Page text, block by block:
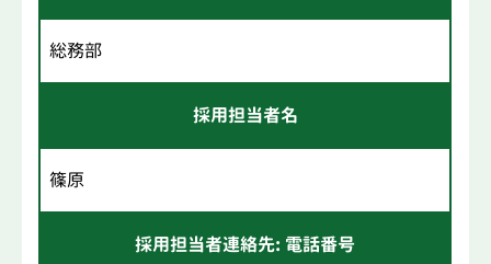
総務部
採用担当者名
篠原
採用担当者連絡先: 電話番号